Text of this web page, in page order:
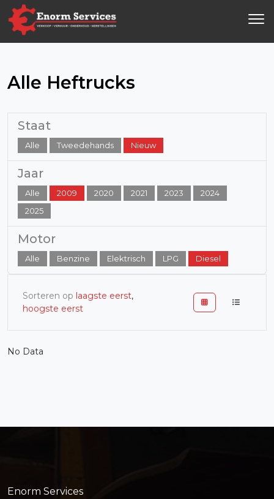
Alle Heftrucks
Staat
Alle Tweedehands Nieuw
Jaar
Alle 2009 2020 2021 2023
2024
2025
Motor
Alle Benzine Elektrisch LPG Diesel
Sorteren op laagste eerst,
hoogste eerst
No Data
Enorm Services